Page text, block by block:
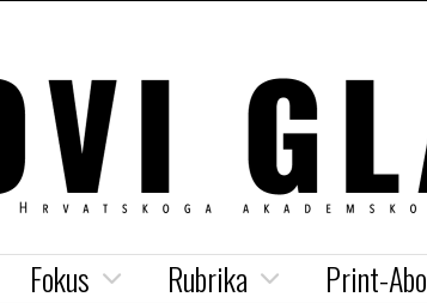
Fokus Rubrika Print-Abo